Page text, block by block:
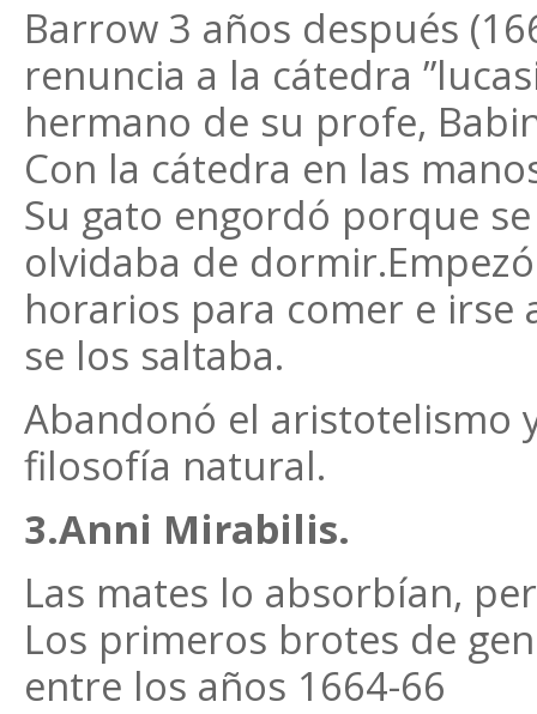
Barrow 3 años después
renuncia a la cátedra
hermano de su profe,
Con la cátedra en las
Su gato engordó porque
olvidaba de
horarios para comer e irse
se los saltaba.
Abandonó el aristotelismo
filosofía natural.
3.Anni Mirabilis.
Las mates lo absorbían,
Los primeros brotes de
entre los años 1664-66